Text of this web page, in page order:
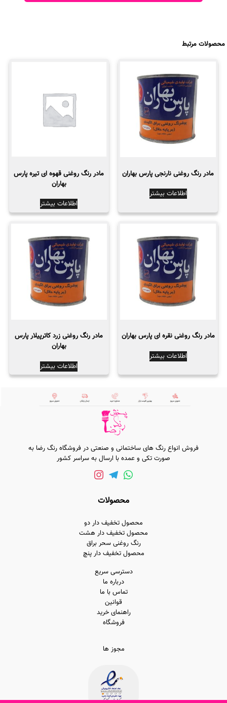
محصولات مرتبط
مادر رنگ روغنی نارنجی پارس بهاران
اطلاعات بیشتر
مادر رنگ روغنی قهوه ای تیره پارس
بهاران
اطلاعات بیشتر
مادر رنگ روغنی نقره ای پارس بهاران
اطلاعات بیشتر
مادر رنگ روغنی زرد کاترپیلار پارس
بهاران
اطلاعات بیشتر
فروش انواع رنگ های ساختمانی و صنعتی در فروشگاه رنگ رضا به
صورت تکی و عمده با ارسال به سراسر کشور
محصولات
محصول تخفیف دار دو
محصول تخفیف دار هشت
رنگ روغنی سحر براق
محصول تخفیف دار پنچ
دسترسی سریع
درباره ما
تماس با ما
قوانین
راهنمای خرید
فروشگاه
مجوز ها